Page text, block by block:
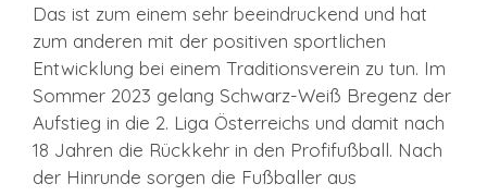
Das ist zum einem sehr beeindruckend und hat
zum anderen mit der positiven sportlichen
Entwicklung bei einem Traditionsverein zu tun. Im
Sommer 2023 gelang Schwarz-Weiß Bregenz der
Aufstieg in die 2. Liga Österreichs und damit nach
18 Jahren die Rückkehr in den Profifußball. Nach
der Hinrunde sorgen die Fußballer aus